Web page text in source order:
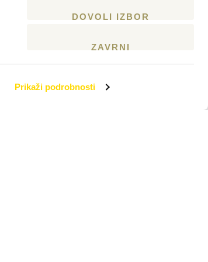
Prikaži podrobnosti
DOVOLI IZBOR
ZAVRNI